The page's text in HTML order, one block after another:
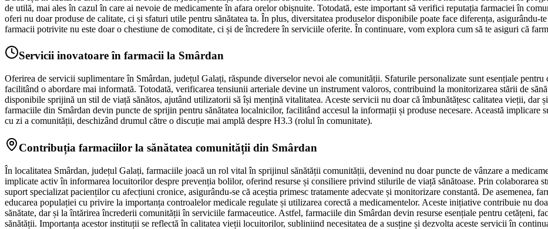
de utilă, mai ales în cazul în care ai nevoie de medicamente în afara orelor obișnuite. Totodată, este important să verifici reputația farmaciei în
oferi nu doar produse de calitate, ci și sfaturi utile pentru sănătatea ta. În plus, diversitatea produselor disponibile poate face diferența, asigurându-
farmacii potrivite nu este doar o chestiune de comoditate, ci și de încredere în serviciile oferite. În continuare, vom explora cum să te asiguri că
Servicii inovatoare în farmacii la Smârdan
Oferirea de servicii suplimentare în Smârdan, județul Galați, răspunde diverselor nevoi ale comunității. Sfaturile personalizate sunt esențiale pentru
facilitând o abordare mai informată. Totodată, verificarea tensiunii arteriale devine un instrument valoros, contribuind la monitorizarea stării de
disponibile sprijină un stil de viață sănătos, ajutând utilizatorii să își mențină vitalitatea. Aceste servicii nu doar că îmbunătățesc calitatea vieții,
farmaciile din Smârdan devin puncte de sprijin pentru sănătatea localnicilor, facilitând accesul la informații și produse necesare. Această
cu zi a comunității, deschizând drumul către o discuție mai amplă despre H3.3 (rolul în comunitate).
Contribuția farmaciilor la sănătatea comunității din Smârdan
În localitatea Smârdan, județul Galați, farmaciile joacă un rol vital în sprijinul sănătății comunității, devenind nu doar puncte de vânzare a
implicate activ în informarea locuitorilor despre prevenția bolilor, oferind resurse și consiliere privind stilurile de viață sănătoase. Prin colaborarea
suport specializat pacienților cu afecțiuni cronice, asigurându-se că aceștia primesc tratamente adecvate și monitorizare constantă. De asemenea,
educarea populației cu privire la importanța controalelor medicale regulate și utilizarea corectă a medicamentelor. Aceste inițiative contribuie nu
sănătate, dar și la întărirea încrederii comunității în serviciile farmaceutice. Astfel, farmaciile din Smârdan devin resurse esențiale pentru cetățeni,
sănătății. Importanța acestor instituții se reflectă în calitatea vieții locuitorilor, subliniind necesitatea de a susține și dezvolta aceste servicii în